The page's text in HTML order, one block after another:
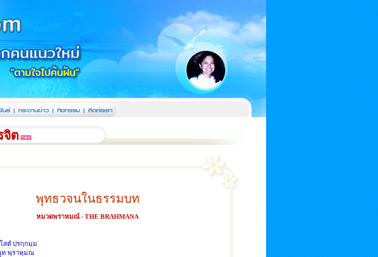
จิต
พุทธวจนในธรรมบท
หมวดพราหมณ์ - THE BRAHMANA
สตํ ปรกฺกมฺม
ท พฺราหฺมณ